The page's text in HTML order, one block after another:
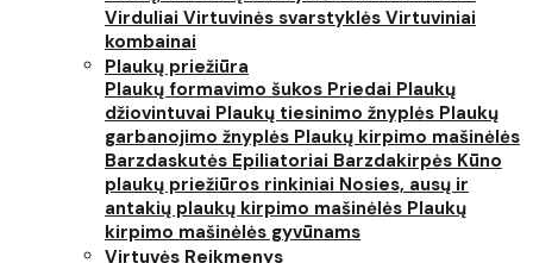
Virduliai Virtuvinės svarstyklės Virtuviniai
kombainai
Plaukų priežiūra
Plaukų formavimo šukos Priedai Plaukų
džiovintuvai Plaukų tiesinimo žnyplės Plaukų
garbanojimo žnyplės Plaukų kirpimo mašinėlės
Barzdaskutės Epiliatoriai Barzdakirpės Kūno
plaukų priežiūros rinkiniai Nosies, ausų ir
antakių plaukų kirpimo mašinėlės Plaukų
kirpimo mašinėlės gyvūnams
Virtuvės Reikmenys